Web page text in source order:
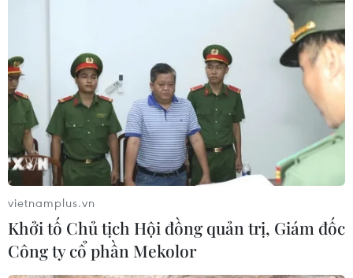
TIN CÙNG CHUYÊN MỤC
Vụ chuyên Tuyên Quang: Thu hồi,
hủy bỏ giấy chứng nhận kết quả thi
đã cấp
06/08/2026 13:55
Khuyến khích các cơ sở giáo dục đại
học cạnh tranh bằng chất lượng
06/08/2026 13:41
vietnamplus.vn
Khởi tố Chủ tịch Hội đồng quản trị, Giám đốc
Công ty cổ phần Mekolor